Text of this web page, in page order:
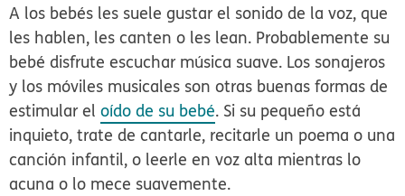
A los bebés les suele gustar el sonido de la voz, que
les hablen, les canten o les lean. Probablemente su
bebé disfrute escuchar música suave. Los sonajeros
y los móviles musicales son otras buenas formas de
estimular eloído de su bebé. Si su pequeño está
inquieto, trate de cantarle, recitarle un poema o una
canción infantil, o leerle en voz alta mientras lo
acuna o lo mece suavemente.